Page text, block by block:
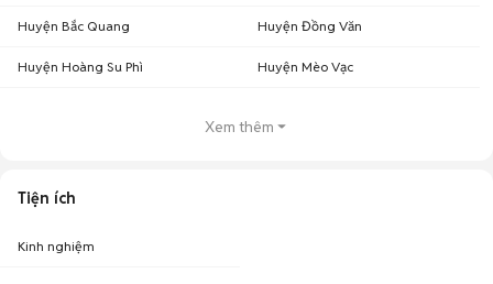
Huyện Bắc Quang Huyện Đồng Văn
Huyện Hoàng Su Phì Huyện Mèo Vạc
Xem thêm
Tiện ích
Kinh nghiệm